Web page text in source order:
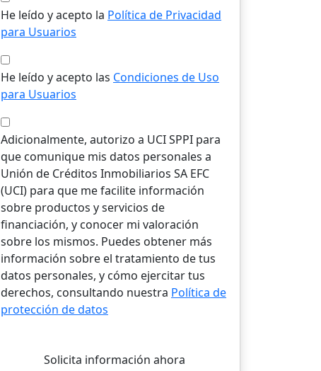
He leído y acepto la Política de Privacidad
para Usuarios
He leído y acepto las Condiciones de Uso
para Usuarios
Adicionalmente, autorizo a UCI SPPI para
que comunique mis datos personales a
Unión de Créditos Inmobiliarios SA EFC
(UCI) para que me facilite información
sobre productos y servicios de
financiación, y conocer mi valoración
sobre los mismos. Puedes obtener más
información sobre el tratamiento de tus
datos personales, y cómo ejercitar tus
derechos, consultando nuestra Política de
protección de datos
Solicita información ahora